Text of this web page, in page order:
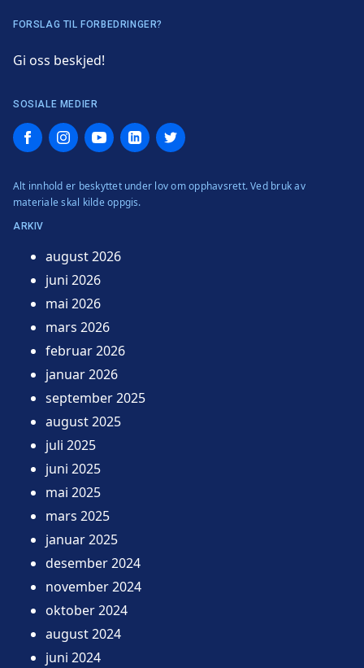
FORSLAG TIL FORBEDRINGER?
Gi oss beskjed!
SOSIALE MEDIER
FacebookInstagramYouTubeLinkedInTwitter
Alt innhold er beskyttet under lov om opphavsrett. Ved bruk av
materiale skal kilde oppgis.
ARKIV
august 2026
juni 2026
mai 2026
mars 2026
februar 2026
januar 2026
september 2025
august 2025
juli 2025
juni 2025
mai 2025
mars 2025
januar 2025
desember 2024
november 2024
oktober 2024
august 2024
juni 2024